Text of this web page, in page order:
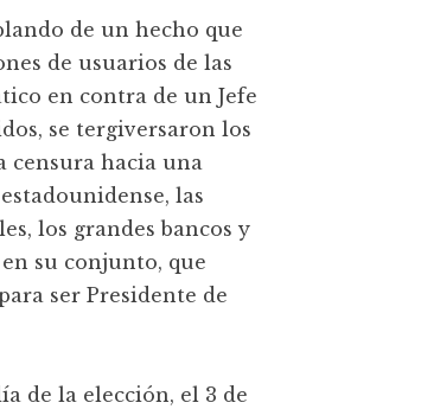
de un hecho que
de usuarios de las
en contra de un Jefe
se tergiversaron los
censura hacia una
las
los grandes bancos y
su conjunto, que
ser Presidente de
de la elección, el 3 de